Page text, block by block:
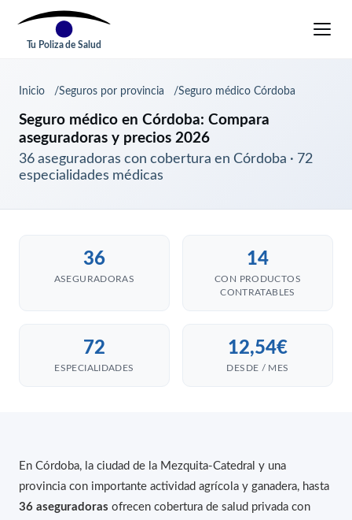
Tu Poliza de Salud
Inicio Seguros por provincia Seguro médico Córdoba
Seguro médico en Córdoba: Compara
aseguradoras y precios 2026
36 aseguradoras con cobertura en Córdoba · 72
especialidades médicas
36
ASEGURADORAS
14
CON PRODUCTOS
CONTRATABLES
72
ESPECIALIDADES
12,54€
DESDE / MES
En Córdoba, la ciudad de la Mezquita-Catedral y una
provincia con importante actividad agrícola y ganadera, hasta
36 aseguradoras ofrecen cobertura de salud privada con